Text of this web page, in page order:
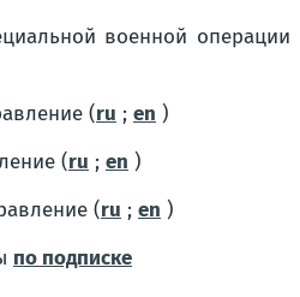
военной операции
(ru ; en )
(ru ; en )
(ru ; en )
по подписке